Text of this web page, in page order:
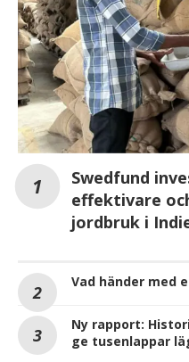
Swedfund
effektivare
jordbruk i
Vad händer med
Ny rapport:
ge tusenlappar